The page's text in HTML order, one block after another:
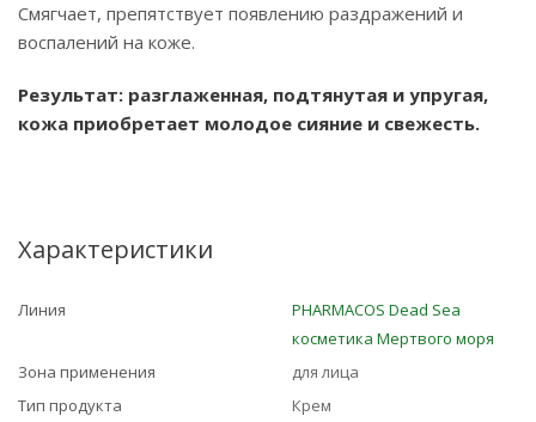
Смягчает, препятствует появлению раздражений и
воспалений на коже.
Результат: разглаженная, подтянутая и упругая,
кожа приобретает молодое сияние и свежесть.
Характеристики
Линия
PHARMACOS Dead Sea
косметика Мертвого моря
Зона применения
для лица
Тип продукта
Крем